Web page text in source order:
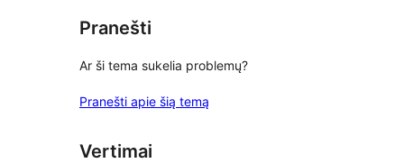
Pranešti
Ar ši tema sukelia problemų?
Pranešti apie šią temą
Vertimai